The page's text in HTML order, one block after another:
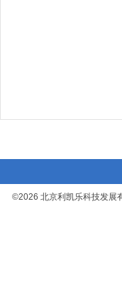
©2026 北京利凯乐科技发展